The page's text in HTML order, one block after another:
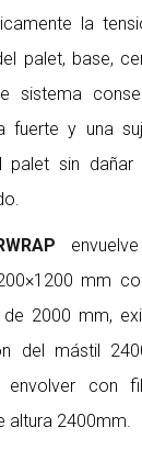
la
palet, base,
sistema
fuerte y una
palet sin dañar
mm
2000 mm,
del mástil
envolver con
altura 2400mm.